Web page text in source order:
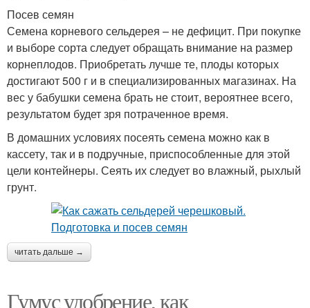
Посев семян
Семена корневого сельдерея – не дефицит. При покупке
и выборе сорта следует обращать внимание на размер
корнеплодов. Приобретать лучше те, плоды которых
достигают 500 г и в специализированных магазинах. На
вес у бабушки семена брать не стоит, вероятнее всего,
результатом будет зря потраченное время.
В домашних условиях посеять семена можно как в
кассету, так и в подручные, приспособленные для этой
цели контейнеры. Сеять их следует во влажный, рыхлый
грунт.
читать дальше →
Гумус удобрение, как